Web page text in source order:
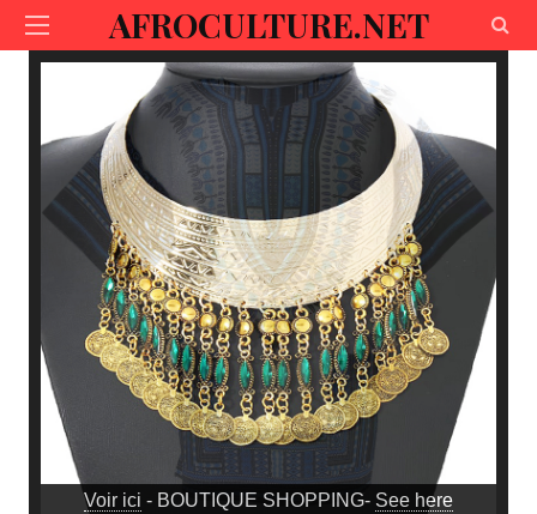
AFROCULTURE.NET
Voir ici - BOUTIQUE SHOPPING- See here